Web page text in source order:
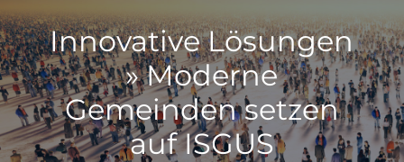
Innovative Lösungen
» Moderne
Gemeinden setzen
auf ISGUS